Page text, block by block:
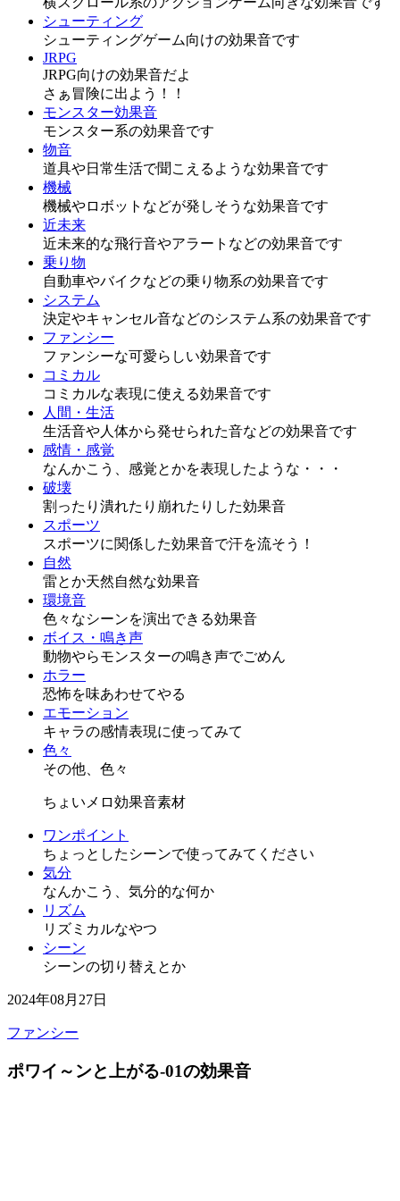
シューティング
シューティングゲーム向けの効果音です
JRPG
JRPG向けの効果音だよ
さぁ冒険に出よう！！
モンスター効果音
モンスター系の効果音です
物音
道具や日常生活で聞こえるような効果音です
機械
機械やロボットなどが発しそうな効果音です
近未来
近未来的な飛行音やアラートなどの効果音です
乗り物
自動車やバイクなどの乗り物系の効果音です
システム
決定やキャンセル音などのシステム系の効果音です
ファンシー
ファンシーな可愛らしい効果音です
コミカル
コミカルな表現に使える効果音です
人間・生活
生活音や人体から発せられた音などの効果音です
感情・感覚
なんかこう、感覚とかを表現したような・・・
破壊
割ったり潰れたり崩れたりした効果音
スポーツ
スポーツに関係した効果音で汗を流そう！
自然
雷とか天然自然な効果音
環境音
色々なシーンを演出できる効果音
ボイス・鳴き声
動物やらモンスターの鳴き声でごめん
ホラー
恐怖を味あわせてやる
エモーション
キャラの感情表現に使ってみて
色々
その他、色々
ちょいメロ効果音素材
ワンポイント
ちょっとしたシーンで使ってみてください
気分
なんかこう、気分的な何か
リズム
リズミカルなやつ
シーン
シーンの切り替えとか
2024年08月27日
ファンシー
ポワイ～ンと上がる-01の効果音